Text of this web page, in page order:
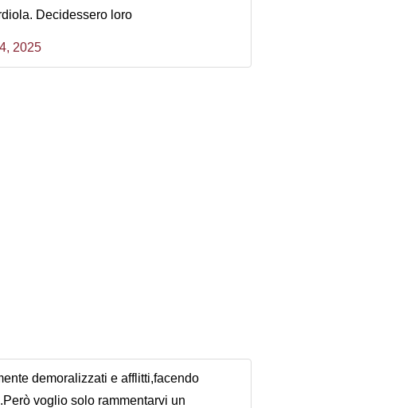
Decidessero loro
2025
demoralizzati e afflitti,facendo
voglio solo rammentarvi un